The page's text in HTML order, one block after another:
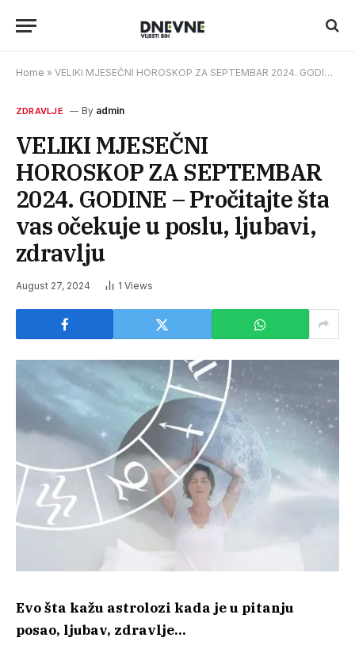
Home » VELIKI MJESEČNI HOROSKOP ZA SEPTEMBAR 2024. GODINE – Pročitajte šta vas očekuje u poslu, ljubavi, zdravlju
ZDRAVLJE By admin
VELIKI MJESEČNI
HOROSKOP ZA SEPTEMBAR
2024. GODINE – Pročitajte šta
vas očekuje u poslu, ljubavi,
zdravlju
August 27, 2024 1 Views
Evo šta kažu astrolozi kada je u pitanju
posao, ljubav, zdravlje…